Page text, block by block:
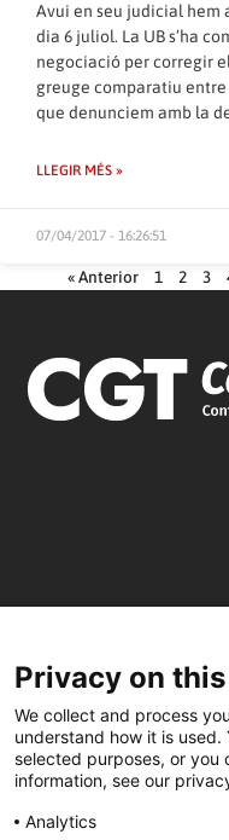
Avui en seu judicial hem
dia 6 juliol. La UB s’ha
negociació per corregir
greuge comparatiu
que denunciem amb la
LLEGIR MÉS »
07/04/2017 - 16:26:51
« Anterior 1 2 3
C/ Burgos 59,
spccc@
Privacy on
We collect and process
understand how it is
selected purposes, or you
information, see our
Analytics